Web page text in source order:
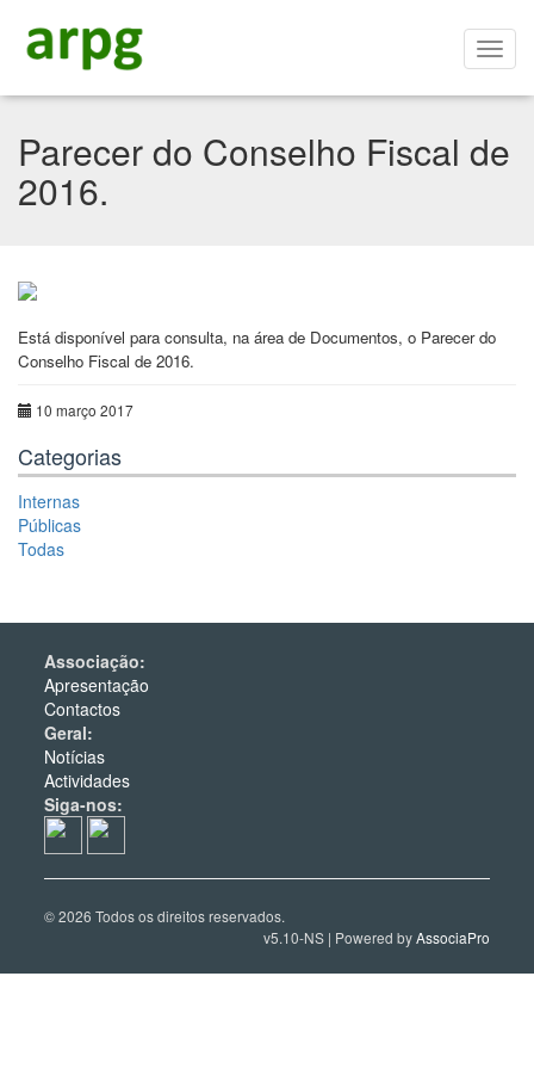
Parecer do Conselho Fiscal de
2016.
Está disponível para consulta, na área de Documentos, o Parecer do
Conselho Fiscal de 2016.
10 março 2017
Categorias
Internas
Públicas
Todas
Associação:
Apresentação
Contactos
Geral:
Notícias
Actividades
Siga-nos:
© 2026 Todos os direitos reservados.
v5.10-NS | Powered byAssociaPro